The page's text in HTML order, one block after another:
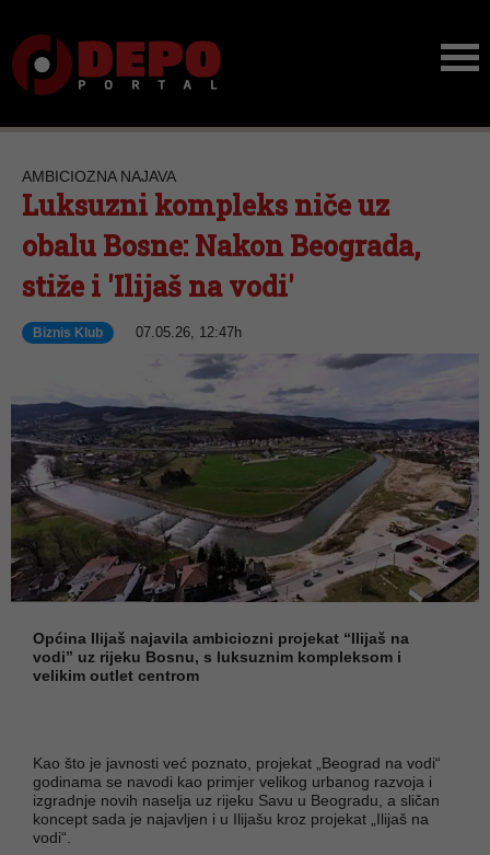
AMBICIOZNA NAJAVA
Luksuzni kompleks niče uz
obalu Bosne: Nakon Beograda,
stiže i 'Ilijaš na vodi'
Biznis Klub 07.05.26, 12:47h
Općina Ilijaš najavila ambiciozni projekat “Ilijaš na
vodi” uz rijeku Bosnu, s luksuznim kompleksom i
velikim outlet centrom
Kao što je javnosti već poznato, projekat „Beograd na vodi“
godinama se navodi kao primjer velikog urbanog razvoja i
izgradnje novih naselja uz rijeku Savu u Beogradu, a sličan
koncept sada je najavljen i u Ilijašu kroz projekat „Ilijaš na
vodi“.